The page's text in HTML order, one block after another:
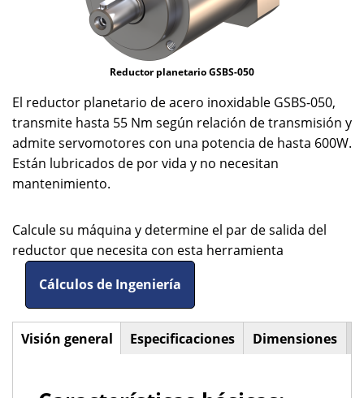
Reductor planetario GSBS-050
El reductor planetario de acero inoxidable GSBS-050,
transmite hasta 55 Nm según relación de transmisión y
admite servomotores con una potencia de hasta 600W.
Están lubricados de por vida y no necesitan
mantenimiento.
Calcule su máquina y determine el par de salida del
reductor que necesita con esta herramienta
Cálculos de Ingeniería
Horizontal
Visión general (solapa
activa)
Especificaciones Dimensiones